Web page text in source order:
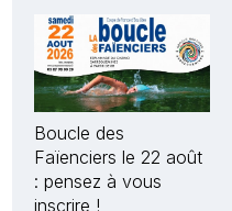
Boucle des
Faïenciers le 22 août
: pensez à vous
inscrire !